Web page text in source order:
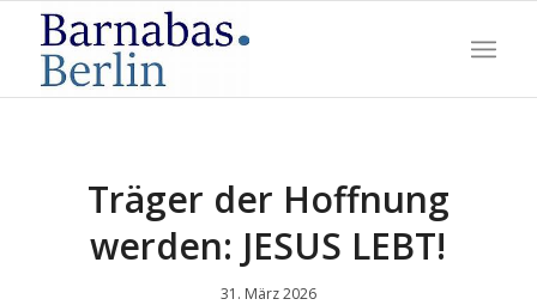
Träger der Hoffnung
werden: JESUS LEBT!
31. März 2026